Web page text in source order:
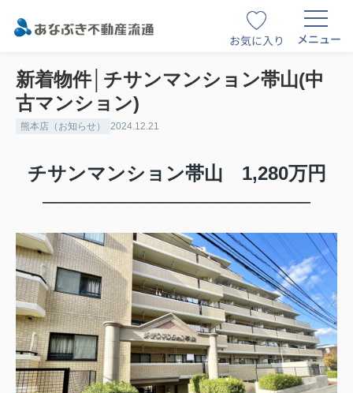
お気に入り メニュー
新着物件│チサンマンション帯山(中
古マンション)
熊本店（お知らせ） 2024.12.21
チサンマンション帯山 1,280万円
────────────────────